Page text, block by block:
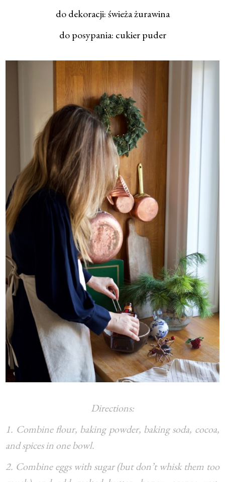
do dekoracji: świeża żurawina
do posypania: cukier puder
Directions:
1. Combine flour, baking powder, baking soda, cocoa,
and spices in one bowl.
2. Combine eggs with sugar (but don’t whisk them too